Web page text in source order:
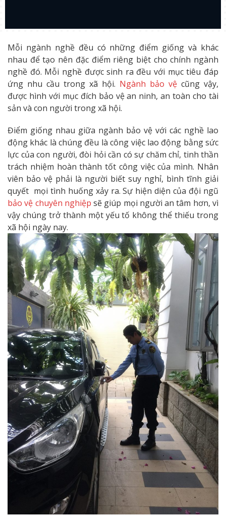
Mỗi ngành nghề đều có những điểm giống và khác
nhau để tạo nên đặc điểm riêng biệt cho chính ngành
nghề đó. Mỗi nghề được sinh ra đều với mục tiêu đáp
ứng nhu cầu trong xã hội. Ngành bảo vệ cũng vậy,
được hình với mục đích bảo vệ an ninh, an toàn cho tài
sản và con người trong xã hội.
Điểm giống nhau giữa ngành bảo vệ với các nghề lao
động khác là chúng đều là công việc lao động bằng sức
lực của con người, đòi hỏi cần có sự chăm chỉ, tinh thần
trách nhiệm hoàn thành tốt công việc của mình. Nhân
viên bảo vệ phải là người biết suy nghỉ, bình tĩnh giải
quyết mọi tình huống xảy ra. Sự hiện diện của đội ngũ
bảo vệ chuyên nghiệp sẽ giúp mọi người an tâm hơn, vì
vậy chúng trở thành một yếu tố không thể thiếu trong
xã hội ngày nay.